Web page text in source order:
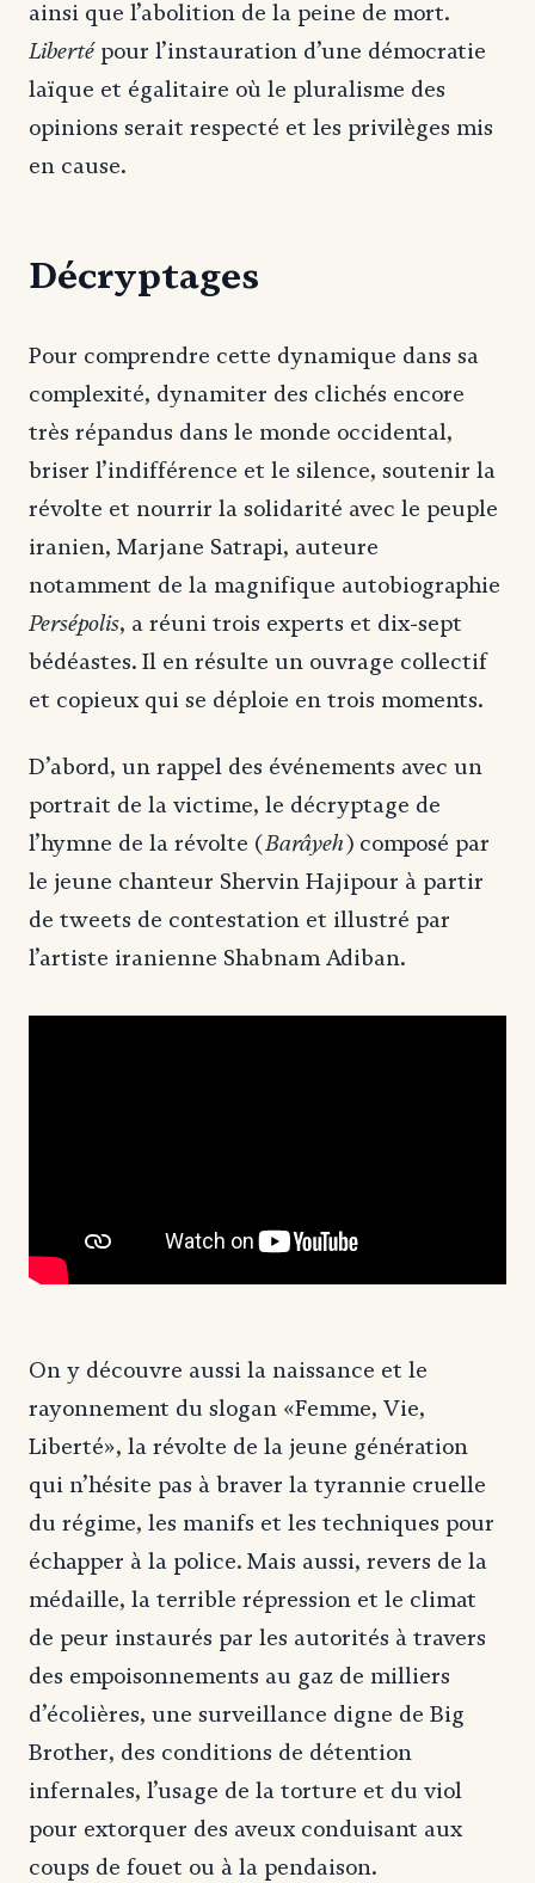
ainsi que l’abolition de la peine de mort.
Libertépour l’instauration d’une démocratie
laïque et égalitaire où le pluralisme des
opinions serait respecté et les privilèges mis
en cause.
Décryptages
Pour comprendre cette dynamique dans sa
complexité, dynamiter des clichés encore
très répandus dans le monde occidental,
briser l’indifférence et le silence, soutenir la
révolte et nourrir la solidarité avec le peuple
iranien, Marjane Satrapi, auteure
notamment de la magnifique autobiographie
Persépolis, a réuni trois experts et dix-sept
bédéastes. Il en résulte un ouvrage collectif
et copieux qui se déploie en trois moments.
D’abord, un rappel des événements avec un
portrait de la victime, le décryptage de
l’hymne de la révolte (Barâyeh) composé par
le jeune chanteur Shervin Hajipour à partir
de tweets de contestation et illustré par
l’artiste iranienne Shabnam Adiban.
On y découvre aussi la naissance et le
rayonnement du slogan «Femme, Vie,
Liberté», la révolte de la jeune génération
qui n’hésite pas à braver la tyrannie cruelle
du régime, les manifs et les techniques pour
échapper à la police. Mais aussi, revers de la
médaille, la terrible répression et le climat
de peur instaurés par les autorités à travers
des empoisonnements au gaz de milliers
d’écolières, une surveillance digne de Big
Brother, des conditions de détention
infernales, l’usage de la torture et du viol
pour extorquer des aveux conduisant aux
coups de fouet ou à la pendaison.